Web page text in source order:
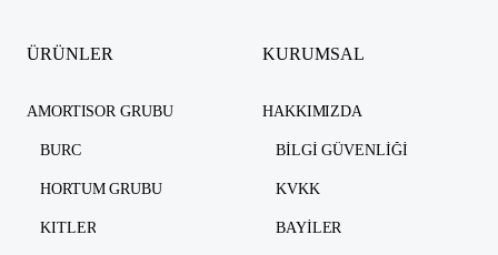
ÜRÜNLER
AMORTISOR GRUBU
BURC
HORTUM GRUBU
KITLER
KURUMSAL
HAKKIMIZDA
BILGI GÜVENLIĞI
KVKK
BAYILER